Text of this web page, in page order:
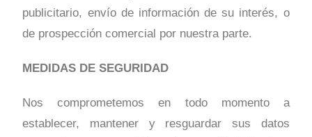
publicitario, envío de información de su interés, o
de prospección comercial por nuestra parte.
MEDIDAS DE SEGURIDAD
Nos comprometemos en todo momento a
establecer, mantener y resguardar sus datos